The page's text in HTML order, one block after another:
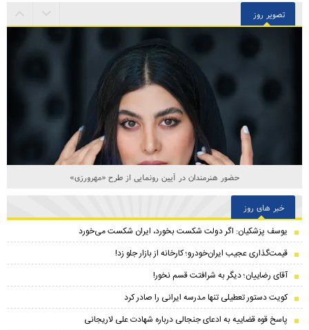
تصویر روز
حضور هنرمندان در آیین رونمایی از طرح «مهرورزی»
خبر های روز
یوسف پزشکیان: اگر دولت شکست بخورد، ایران شکست می‌خورد
قیمت‌گذاری عجیب ایران‌خودرو؛ کارخانه از بازار جلو زد!
آقای رضاییان؛ دیگر به شرافتت قسم نخور!
کویت دستور تعطیلی تنها مدرسه ایرانی را صادر کرد
پاسخ قوه قضاییه به ادعای جنجالی درباره شهادت علی لاریجانی